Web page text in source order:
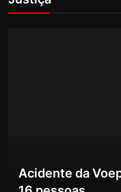
Acidente da